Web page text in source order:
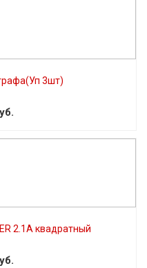
3шт)
2.1A квадратный